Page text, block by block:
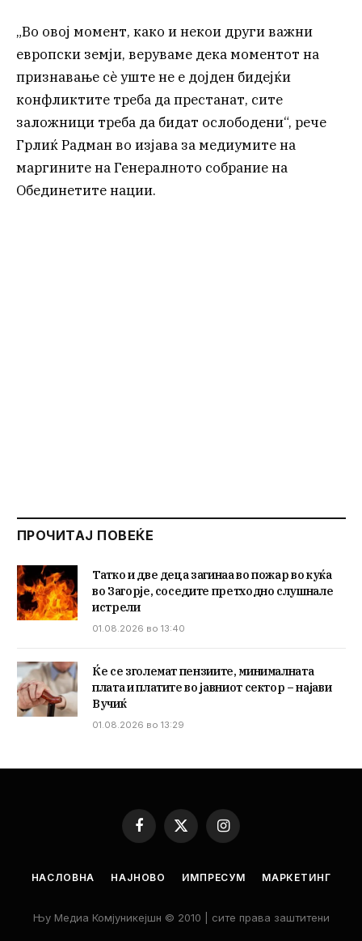
„Во овој момент, како и некои други важни
европски земји, веруваме дека моментот на
признавање сè уште не е дојден бидејќи
конфликтите треба да престанат, сите
заложници треба да бидат ослободени“, рече
Грлиќ Радман во изјава за медиумите на
маргините на Генералното собрание на
Обединетите нации.
ПРОЧИТАЈ ПОВЕЌЕ
Татко и две деца загинаа во пожар во куќа
во Загорје, соседите претходно слушнале
истрели
01.08.2026 во 13:40
Ќе се зголемат пензиите, минималната
плата и платите во јавниот сектор – најави
Вучиќ
01.08.2026 во 13:29
Facebook
X
(Twitter)
Instagram
НАСЛОВНА НАЈНОВО ИМПРЕСУМ МАРКЕТИНГ
Њу Медиа Комјуникејшн © 2010 | сите права заштитени